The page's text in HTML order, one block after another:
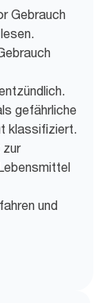
Gebrauch
gefährliche
klassifiziert.
zur
und